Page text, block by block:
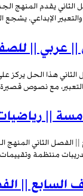
يقدم المنهج
والتعبير الإبداعي.
عربي ||
هذا الحل يركز
مع نصوص
||
الثاني المنهج
منتظمة
||